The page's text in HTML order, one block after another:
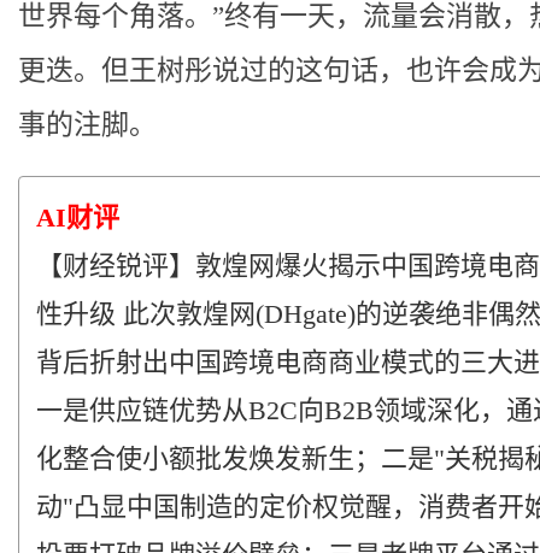
世界每个角落。”终有一天，流量会消散，
更迭。但王树彤说过的这句话，也许会成
事的注脚。
AI财评
【财经锐评】敦煌网爆火揭示中国跨境电
性升级 此次敦煌网(DHgate)的逆袭绝非偶
背后折射出中国跨境电商商业模式的三大
一是供应链优势从B2C向B2B领域深化，
化整合使小额批发焕发新生；二是"关税揭
动"凸显中国制造的定价权觉醒，消费者开